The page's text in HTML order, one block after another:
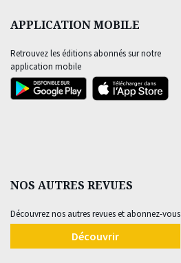
APPLICATION MOBILE
Retrouvez les éditions abonnés sur notre
application mobile
NOS AUTRES REVUES
Découvrez nos autres revues et abonnez-vous
Découvrir